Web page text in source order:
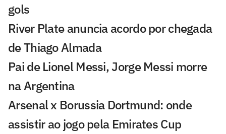
gols
River Plate anuncia acordo por chegada
de Thiago Almada
Pai de Lionel Messi, Jorge Messi morre
na Argentina
Arsenal x Borussia Dortmund: onde
assistir ao jogo pela Emirates Cup